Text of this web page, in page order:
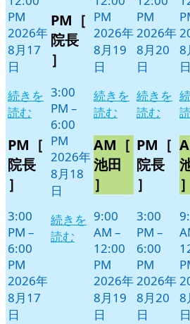
PM
2026年
8月17
日
続きを
読む
PM［
院長
］
3:00
PM –
6:00
PM
2026年
8月17
日
月
18
日
イ
ベ
PM［
院長
］
3:00
PM –
6:00
PM
2026年
8月18
日
続きを
読む
PM
2026年
8月19
日
続きを
読む
AM［
池田
］
9:00
AM –
12:00
PM
2026年
8月19
日
PM
2026年
8月20
日
続きを
読む
PM［
院長
］
3:00
PM –
6:00
PM
2026年
8月20
日
8
日
］
8
日